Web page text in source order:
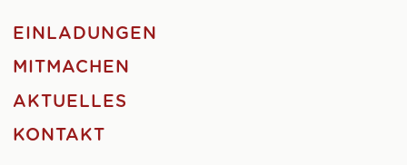
EINLADUNGEN
MITMACHEN
AKTUELLES
KONTAKT